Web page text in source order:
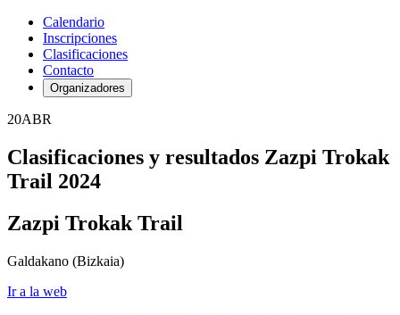
Calendario
Inscripciones
Clasificaciones
Contacto
Organizadores
20ABR
Clasificaciones y resultados Zazpi Trokak
Trail 2024
Zazpi Trokak Trail
Galdakano (Bizkaia)
Ir a la web